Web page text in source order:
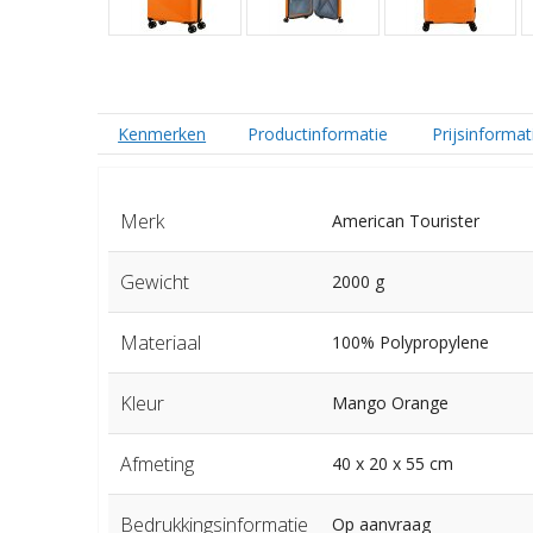
Kenmerken Productinformatie
Merk American Tourister
Gewicht 2000 g
Materiaal 100% Polypropylene
Kleur Mango Orange
Afmeting 40 x 20 x 55 cm
Bedrukkingsinformatie Op aanvraag